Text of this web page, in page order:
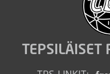
TEPSILÄISET